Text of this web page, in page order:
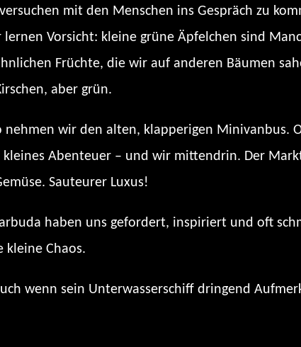
mit den Menschen ins Gespräch zu
Vorsicht: kleine grüne Äpfelchen sind
Früchte, die wir auf anderen Bäumen
aber grün.
wir den alten, klapperigen Minivanbus.
kleines Abenteuer – und wir mittendrin. Der
Sauteurer Luxus!
haben uns gefordert, inspiriert und oft
kleine Chaos.
wenn sein Unterwasserschiff dringend